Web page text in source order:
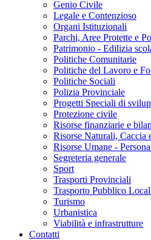
Genio Civile
Legale e Contenzioso
Organi Istituzionali
Parchi, Aree Protette e
Patrimonio - Edilizia
Politiche Comunitarie
Politiche del Lavoro e
Politiche Sociali
Polizia Provinciale
Progetti Speciali di
Protezione civile
Risorse finanziarie e
Risorse Naturali, Caccia
Risorse Umane -
Segreteria generale
Sport
Trasporti Provinciali
Trasporto Pubblico
Turismo
Urbanistica
Viabilità e infrastrutture
Contatti